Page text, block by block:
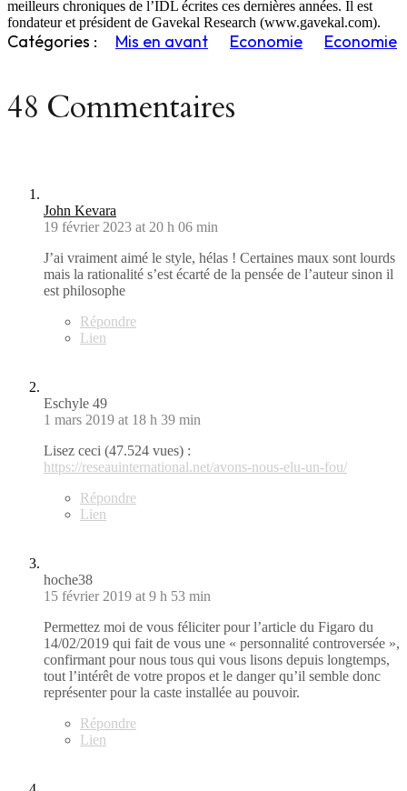
meilleurs chroniques de l’IDL écrites ces dernières années. Il est
fondateur et président de Gavekal Research (www.gavekal.com).
Catégories : Mis en avant Economie Economie
48 Commentaires
John Kevara
19 février 2023 at 20 h 06 min
J’ai vraiment aimé le style, hélas ! Certaines maux sont lourds
mais la rationalité s’est écarté de la pensée de l’auteur sinon il
est philosophe
Répondre
Lien
Eschyle 49
1 mars 2019 at 18 h 39 min
Lisez ceci (47.524 vues) :
https://reseauinternational.net/avons-nous-elu-un-fou/
Répondre
Lien
hoche38
15 février 2019 at 9 h 53 min
Permettez moi de vous féliciter pour l’article du Figaro du
14/02/2019 qui fait de vous une « personnalité controversée »,
confirmant pour nous tous qui vous lisons depuis longtemps,
tout l’intérêt de votre propos et le danger qu’il semble donc
représenter pour la caste installée au pouvoir.
Répondre
Lien